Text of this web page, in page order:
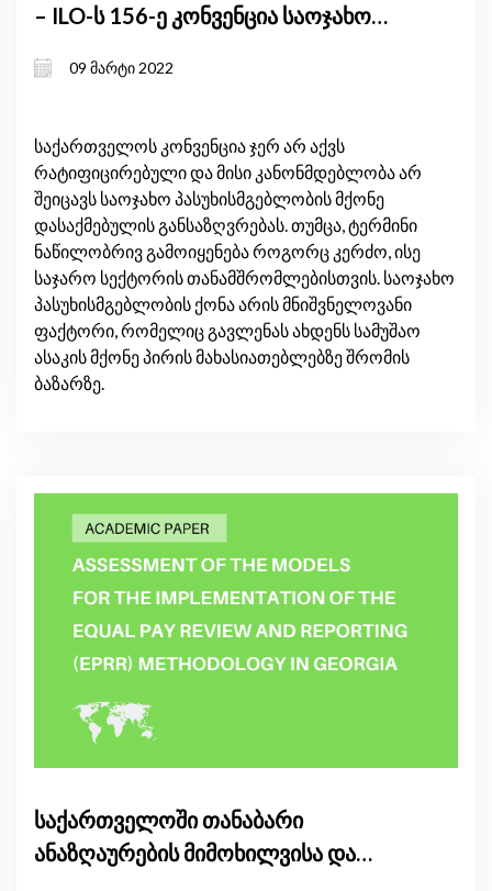
– ILO-ს 156-ე კონვენცია საოჯახო
დასაქმებულების შესახებ
09 მარტი 2022
საქართველოს კონვენცია ჯერ არ აქვს
რატიფიცირებული და მისი კანონმდებლობა არ
შეიცავს საოჯახო პასუხისმგებლობის მქონე
დასაქმებულის განსაზღვრებას. თუმცა, ტერმინი
ნაწილობრივ გამოიყენება როგორც კერძო, ისე
საჯარო სექტორის თანამშრომლებისთვის. საოჯახო
პასუხისმგებლობის ქონა არის მნიშვნელოვანი
ფაქტორი, რომელიც გავლენას ახდენს სამუშაო
ასაკის მქონე პირის მახასიათებლებზე შრომის
ბაზარზე.
საქართველოში თანაბარი
ანაზღაურების მიმოხილვისა და